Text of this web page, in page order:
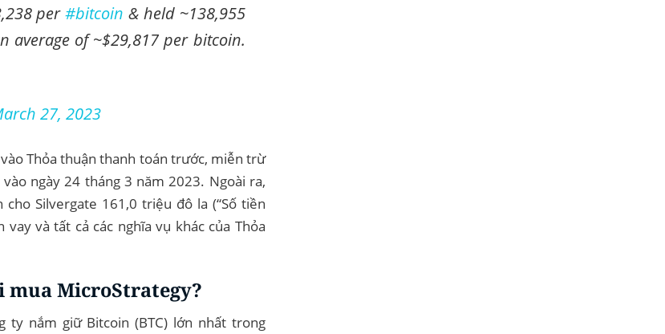
per#bitcoin & held ~138,955
average of ~$29,817 per bitcoin.
27, 2023
Thỏa thuận thanh toán trước, miễn trừ
ngày 24 tháng 3 năm 2023. Ngoài ra,
Silvergate 161,0 triệu đô la (“Số tiền
và tất cả các nghĩa vụ khác của Thỏa
mua MicroStrategy?
ty nắm giữ Bitcoin (BTC) lớn nhất trong